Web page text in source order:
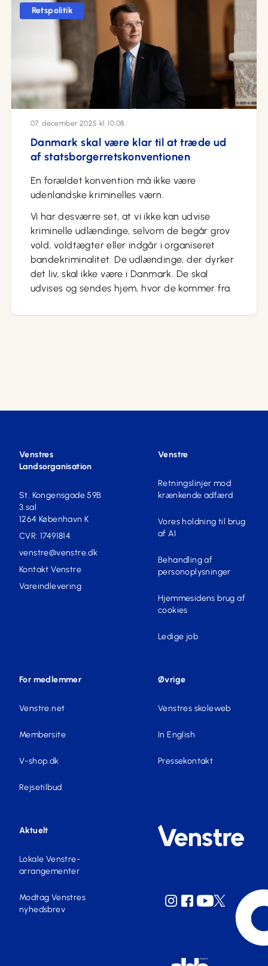
Retspolitik
07. december 2025 kl. 10:08
Danmark skal være klar til at træde ud
af statsborgerretskonventionen
En forældet konvention må ikke være
udenlandske kriminelles værn.
Vi har desværre set, at vi ikke kan udvise
kriminelle udlændinge, selvom de begår grov
vold, voldtægter eller indgår i organiseret
bandekriminalitet. De udlændinge, der dyrker
det liv, skal ikke være i Danmark. De skal
udvises og sendes hjem, hvor de kommer fra.
Venstres
Landsorganisation
St. Kongensgade 59B
3.sal
1264 København K
CVR: 17491814
venstre@venstre.dk
Kontakt Venstre
Vareindlevering
Venstre
Retningslinjer mod
krænkende adfærd
Vores holdning til brug
af AI
Behandling af
personoplysninger
Hjemmesidens brug af
cookies
Ledige job
For medlemmer
Venstre.net
Membersite
V-shop.dk
Rejsetilbud
Øvrige
Venstres skoleweb
In English
Pressekontakt
Aktuelt
Lokale Venstre-
arrangementer
Modtag Venstres
nyhedsbrev